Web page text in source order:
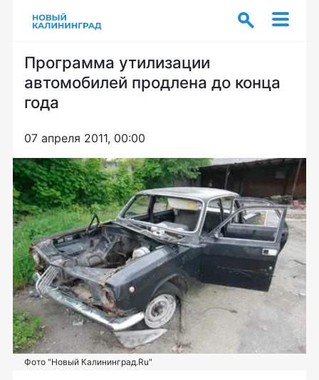
Программа утилизации
автомобилей продлена до конца
года
07 апреля 2011, 00:00
Фото "Новый Калининград.Ru"